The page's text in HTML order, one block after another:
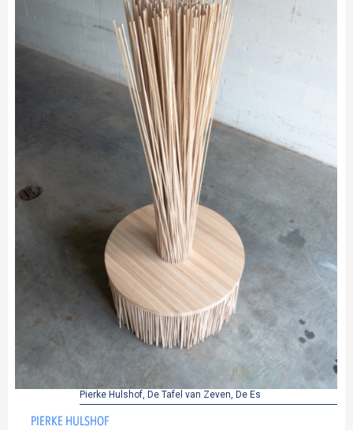
Pierke Hulshof, De Tafel van Zeven, De Es
PIERKE HULSHOF